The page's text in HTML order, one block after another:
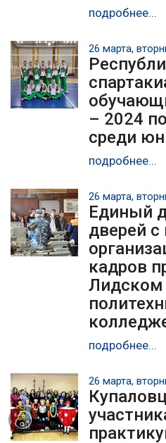
подробнее...
26 марта,
– 2024
среди
подробнее...
26 марта,
Единый
дверей
кадров
Лидском
подробнее...
26 марта,